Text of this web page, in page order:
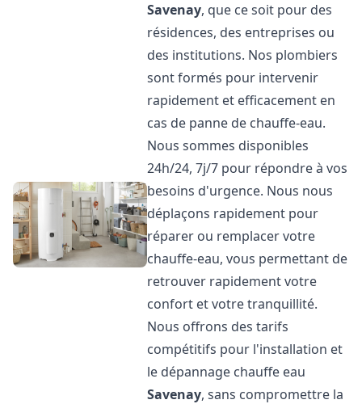
Savenay, que ce soit pour des
résidences, des entreprises ou
des institutions. Nos plombiers
sont formés pour intervenir
rapidement et efficacement en
cas de panne de chauffe-eau.
Nous sommes disponibles
24h/24, 7j/7 pour répondre à vos
besoins d'urgence. Nous nous
déplaçons rapidement pour
réparer ou remplacer votre
chauffe-eau, vous permettant de
retrouver rapidement votre
confort et votre tranquillité.
Nous offrons des tarifs
compétitifs pour l'installation et
le dépannage chauffe eau
Savenay, sans compromettre la